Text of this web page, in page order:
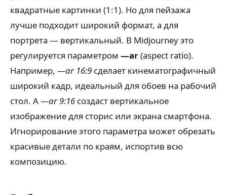
квадратные картинки (1:1). Но для пейзажа
лучше подходит широкий формат, а для
портрета — вертикальный. В Midjourney это
регулируется параметром —ar(aspect ratio).
Например, —ar 16:9 сделает кинематографичный
широкий кадр, идеальный для обоев на рабочий
стол. А—ar 9:16 создаст вертикальное
изображение для сторис или экрана смартфона.
Игнорирование этого параметра может обрезать
красивые детали по краям, испортив всю
композицию.